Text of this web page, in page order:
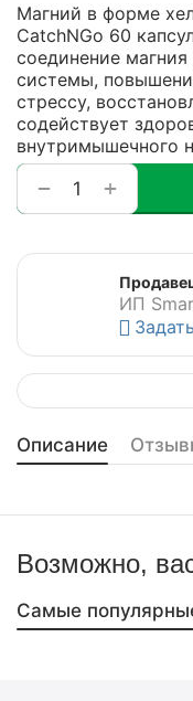
Магний в форме
CatchNGo 60
соединение
системы,
стрессу,
содействует
внутримышечного
+
−
ИП
Описание
Возможно,
Самые